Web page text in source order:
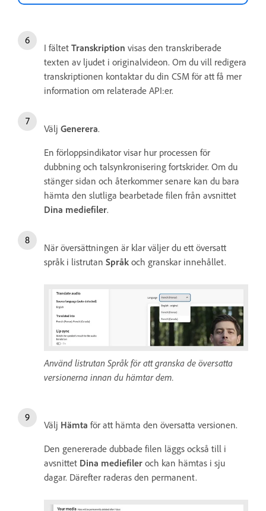
I fältet Transkription visas den transkriberade
texten av ljudet i originalvideon. Om du vill redigera
transkriptionen kontaktar du din CSM för att få mer
information om relaterade API:er.
Välj Generera.
En förloppsindikator visar hur processen för
dubbning och talsynkronisering fortskrider. Om du
stänger sidan och återkommer senare kan du bara
hämta den slutliga bearbetade filen från avsnittet
Dina mediefiler.
När översättningen är klar väljer du ett översatt
språk i listrutan Språk och granskar innehållet.
Använd listrutan Språk för att granska de översatta
versionerna innan du hämtar dem.
Välj Hämta för att hämta den översatta versionen.
Den genererade dubbade filen läggs också till i
avsnittet Dina mediefiler och kan hämtas i sju
dagar. Därefter raderas den permanent.